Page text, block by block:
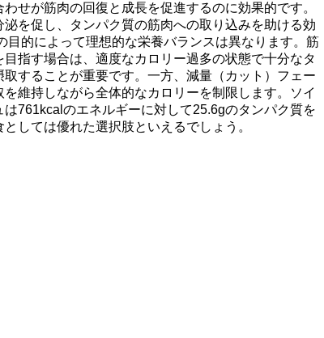
せが筋肉の回復と成長を促進するのに効果的です。
を促し、タンパク質の筋肉への取り込みを助ける効
目的によって理想的な栄養バランスは異なります。筋
指す場合は、適度なカロリー過多の状態で十分なタ
取することが重要です。一方、減量（カット）フェー
維持しながら全体的なカロリーを制限します。ソイ
は761kcalのエネルギーに対して25.6gのタンパク質を
しては優れた選択肢といえるでしょう。